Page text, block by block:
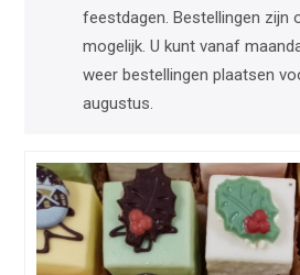
feestdagen. Bestellingen zijn
mogelijk. U kunt vanaf
weer bestellingen plaatsen
augustus.